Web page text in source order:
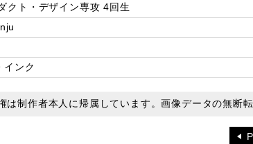
クト・デザイン専攻 4回生
インク
は制作者本人に帰属しています。画像データの無断